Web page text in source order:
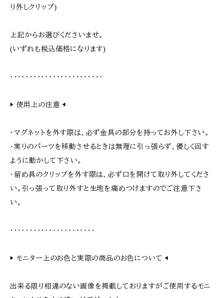
り外しクリップ)
上記からお選びくださいませ。
(いずれも税込価格になります)
・・・・・・・・・・・・・・・・・・・・・・・・
▶︎ 使用上の注意 ◀︎
・マグネットを外す際は、必ず金具の部分を持ってお外し下さい。
・実りのパーツを移動させるときは無理に引っ張らず、優しく回す
ように動かして下さい。
・留め具のクリップを外す際は、必ず口を開けて取り外してくださ
い。引っ張って取り外すと生地を痛めつけますのでご注意下さ
い。
・・・・・・・・・・・・・・・・・・・・・・
▶︎ モニター上のお色と実際の商品のお色について ◀︎
出来る限り相違のない画像を掲載しておりますがご使用するモニ